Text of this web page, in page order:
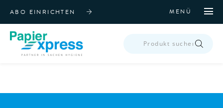
ABO EINRICHTEN MENÜ
SEARCH